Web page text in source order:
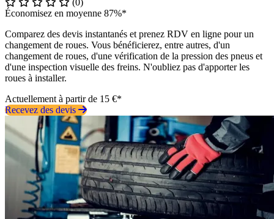
Économisez en moyenne 87%*
Comparez des devis instantanés et prenez RDV en ligne pour un
changement de roues. Vous bénéficierez, entre autres, d'un
changement de roues, d'une vérification de la pression des pneus et
d'une inspection visuelle des freins. N'oubliez pas d'apporter les
roues à installer.
Actuellement à partir de 15 €*
Recevez des devis